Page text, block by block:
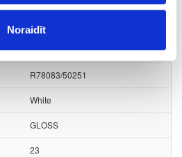
Noraidīt
10-R78083-23-1.2-PRO
R78083/50251
White
GLOSS
23